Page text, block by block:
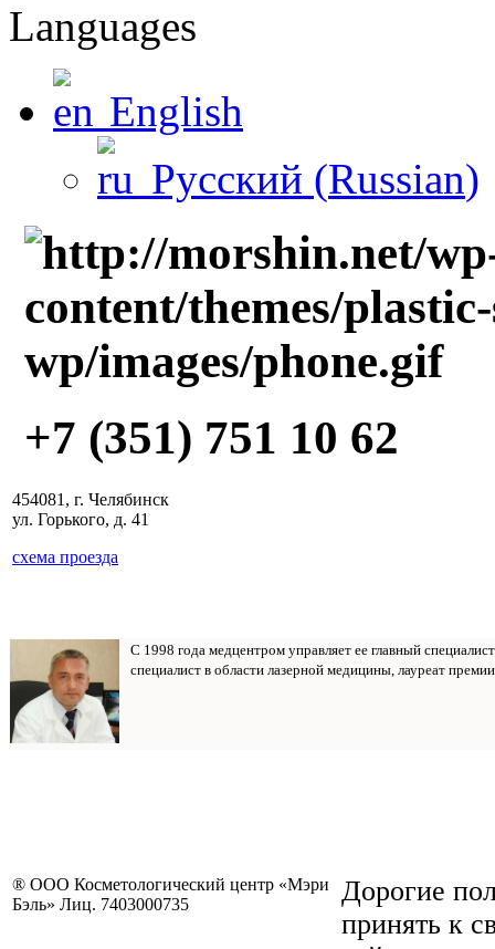
Languages
English
Русский (Russian)
+7 (351) 751 10 62
454081, г. Челябинск
ул. Горького, д. 41
схема проезда
С 1998 года медцентром управляет ее главный
специалист в области лазерной медицины, лауреат
® ООО Косметологический центр «Мэри
Бэль» Лиц. 7403000735
Дорогие
принять к